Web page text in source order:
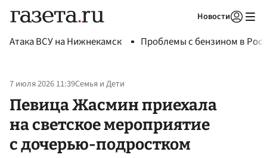
Новости
Атака ВСУ на Нижнекамск Проблемы с бензином в
7 июля 2026 11:39Семья и Дети
Певица Жасмин приехала
на светское мероприятие
с дочерью-подростком